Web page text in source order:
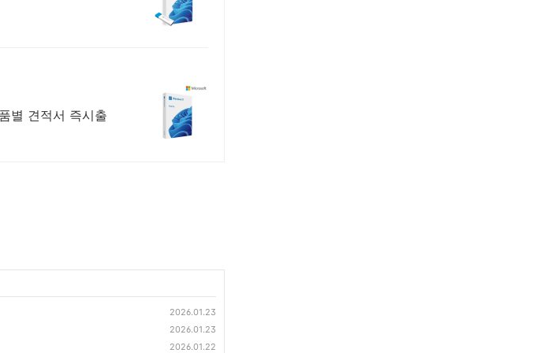
별 견적서 즉시출
2026.01.23
2026.01.23
2026.01.22